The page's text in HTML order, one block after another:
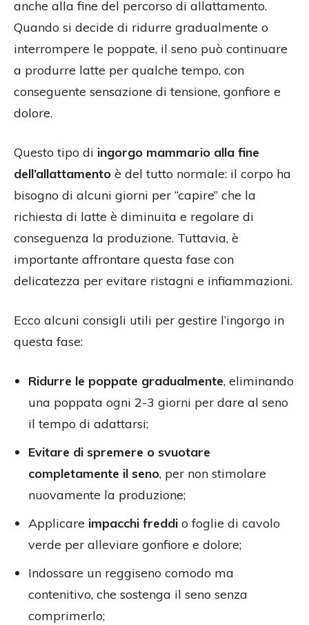
anche alla fine del percorso di allattamento.
Quando si decide di ridurre gradualmente o
interrompere le poppate, il seno può continuare
a produrre latte per qualche tempo, con
conseguente sensazione di tensione, gonfiore e
dolore.
Questo tipo di ingorgo mammario alla fine
dell’allattamento è del tutto normale: il corpo ha
bisogno di alcuni giorni per “capire” che la
richiesta di latte è diminuita e regolare di
conseguenza la produzione. Tuttavia, è
importante affrontare questa fase con
delicatezza per evitare ristagni e infiammazioni.
Ecco alcuni consigli utili per gestire l’ingorgo in
questa fase:
Ridurre le poppate gradualmente, eliminando
una poppata ogni 2-3 giorni per dare al seno
il tempo di adattarsi;
Evitare di spremere o svuotare
completamente il seno, per non stimolare
nuovamente la produzione;
Applicare impacchi freddi o foglie di cavolo
verde per alleviare gonfiore e dolore;
Indossare un reggiseno comodo ma
contenitivo, che sostenga il seno senza
comprimerlo;